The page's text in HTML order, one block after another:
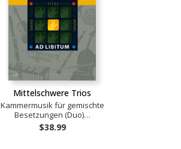
Mittelschwere Trios
Kammermusik für gemischte
Besetzungen (Duo)…
$38.99